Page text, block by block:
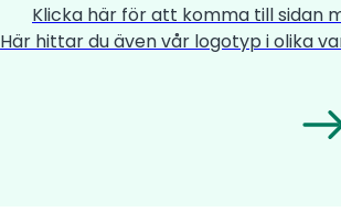
Klicka här för att komma till sidan
Här hittar du även vår logotyp i olika